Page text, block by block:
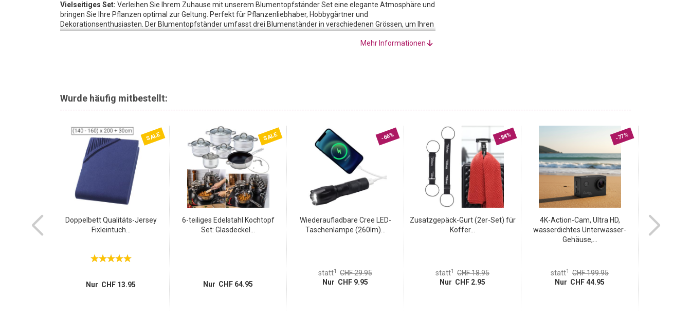
Vielseitiges Set: Verleihen Sie Ihrem Zuhause mit unserem Blumentopfständer Set eine elegante Atmosphäre und
bringen Sie Ihre Pflanzen optimal zur Geltung. Perfekt für Pflanzenliebhaber, Hobbygärtner und
Dekorationsenthusiasten. Der Blumentopfständer umfasst drei Blumenständer in verschiedenen Grössen, um Ihren
Unser Blumentopfständer Set besteht aus drei Blumentöpfen, die Ihre Pflanzen perfekt in Szene
Design ermöglicht es Ihnen, Ihre Pflanzen auch in kleinen Räumen optimal zu präsentieren.
Mehr Informationen
Wurde häufig mitbestellt:
L, 60x80
SALE
Doppelbett Qualitäts-Jersey
Fixleintuch...
Nur CHF 13.95
SALE
6-teiliges Edelstahl Kochtopf
Set: Glasdeckel...
Nur CHF 64.95
-66%
Wiederaufladbare Cree LED-
Taschenlampe (260lm)...
statt1
CHF 29.95
Nur CHF 9.95
-84%
Zusatzgepäck-Gurt (2er-Set) für
Koffer...
statt1
CHF 18.95
Nur CHF 2.95
-77%
4K-Action-Cam, Ultra HD,
wasserdichtes Unterwasser-
Gehäuse,...
statt1
CHF 199.95
Nur CHF 44.95
Robuste